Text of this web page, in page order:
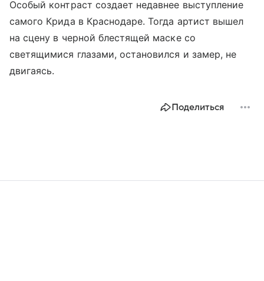
Особый контраст создает недавнее выступление
самого Крида в Краснодаре. Тогда артист вышел
на сцену в черной блестящей маске со
светящимися глазами, остановился и замер, не
двигаясь.
Поделиться